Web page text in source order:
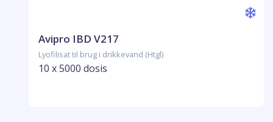
Avipro IBD V217
Lyofilisat til brug i drikkevand (Htgl)
10 x 5000 dosis